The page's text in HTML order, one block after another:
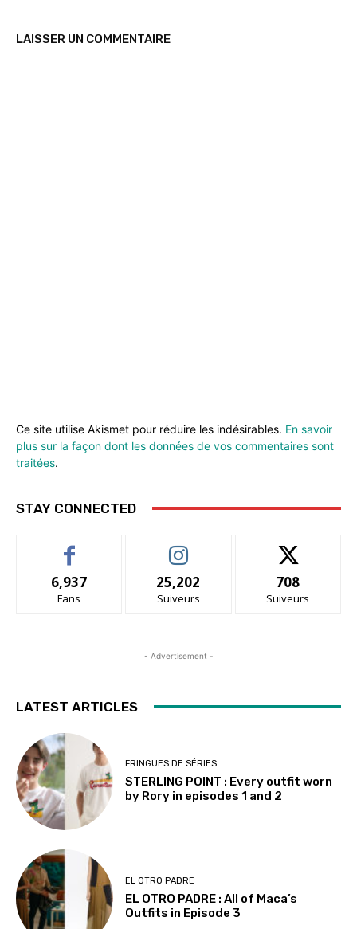
LAISSER UN COMMENTAIRE
Ce site utilise Akismet pour réduire les indésirables. En savoir
plus sur la façon dont les données de vos commentaires sont
traitées.
STAY CONNECTED
6,937
Fans
25,202
Suiveurs
708
Suiveurs
- Advertisement -
LATEST ARTICLES
FRINGUES DE SÉRIES
STERLING POINT : Every outfit worn
by Rory in episodes 1 and 2
EL OTRO PADRE
EL OTRO PADRE : All of Maca’s
Outfits in Episode 3